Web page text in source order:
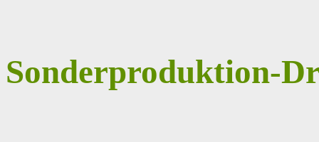
Sonderproduktion-